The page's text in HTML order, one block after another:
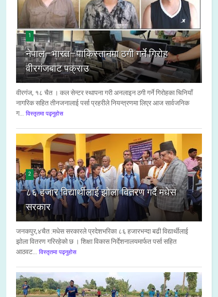
1
नेपाल–भारत–पाकिस्तानमा ठगी गर्ने गिरोह
वीरगंजबाट पक्राउ
वीरगंज, १८ चैत । कल सेन्टर स्थापना गरी अनलाइन ठगी गर्ने गिरोहका चिनियाँ
नागरिक सहित तीनजनालाई पर्सा प्रहरीले नियन्त्रणमा लिएर आज सार्वजनिक
ग... विस्तृतमा पढ्नुहोस
2
८६ हजार विद्यार्थीलाई झोला वितरण गर्दै मधेस
सरकार
जनकपुर,४चैत :मधेस सरकारले प्रदेशभरिका ८६ हजारभन्दा बढी विद्यार्थीलाई
झोला वितरण गरिरहेको छ । शिक्षा विकास निर्देशनालयमार्फत पर्सा सहित
आठवट... विस्तृतमा पढ्नुहोस